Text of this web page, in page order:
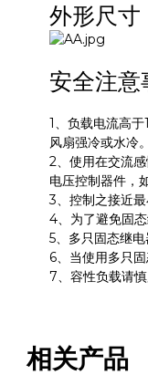
外形尺寸
安全注意
1、负载电流高
风扇强冷或水冷。
2、使用在交流
电压控制器件，
3、控制之接近
4、为了避免固
5、多只固态继
6、当使用多只
7、容性负载请
相关产品